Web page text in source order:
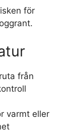
för
från
varmt eller